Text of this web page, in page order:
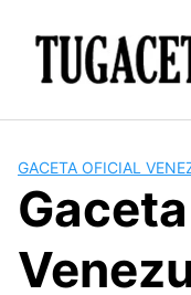
GACETA OFICIAL